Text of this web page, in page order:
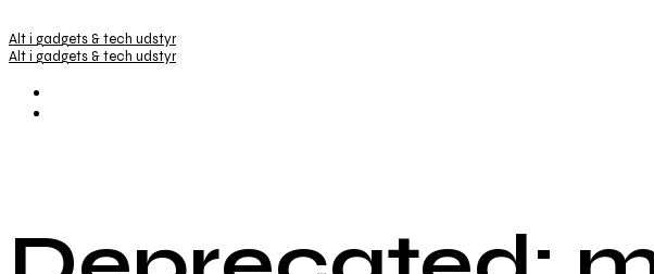
Alt i gadgets & tech udstyr
Alt i gadgets & tech udstyr